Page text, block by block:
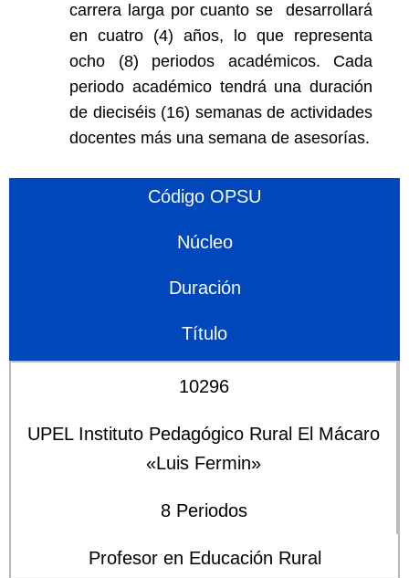
carrera larga por cuanto se desarrollará
en cuatro (4) años, lo que representa
ocho (8) periodos académicos. Cada
periodo académico tendrá una duración
de dieciséis (16) semanas de actividades
docentes más una semana de asesorías.
Código OPSU
Núcleo
Duración
Título
10296
UPEL Instituto Pedagógico Rural El Mácaro
«Luis Fermin»
8 Periodos
Profesor en Educación Rural